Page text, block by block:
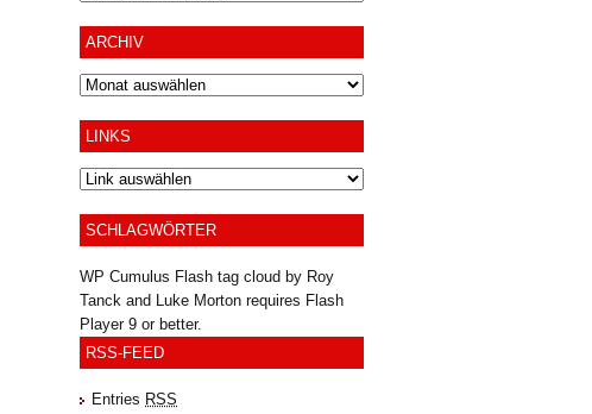
ARCHIV
Archiv
LINKS
SCHLAGWÖRTER
WP Cumulus Flash tag cloud by Roy
Tanck and Luke Morton requires Flash
Player9 or better.
RSS-FEED
Entries RSS